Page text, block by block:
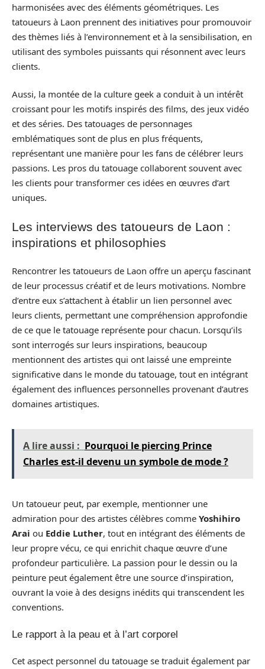
harmonisées avec des éléments géométriques. Les
tatoueurs à Laon prennent des initiatives pour promouvoir
des thèmes liés à l’environnement et à la sensibilisation, en
utilisant des symboles puissants qui résonnent avec leurs
clients.
Aussi, la montée de la culture geek a conduit à un intérêt
croissant pour les motifs inspirés des films, des jeux vidéo
et des séries. Des tatouages de personnages
emblématiques sont de plus en plus fréquents,
représentant une manière pour les fans de célébrer leurs
passions. Les pros du tatouage collaborent souvent avec
les clients pour transformer ces idées en œuvres d’art
uniques.
Les interviews des tatoueurs de Laon :
inspirations et philosophies
Rencontrer les tatoueurs de Laon offre un aperçu fascinant
de leur processus créatif et de leurs motivations. Nombre
d’entre eux s’attachent à établir un lien personnel avec
leurs clients, permettant une compréhension approfondie
de ce que le tatouage représente pour chacun. Lorsqu’ils
sont interrogés sur leurs inspirations, beaucoup
mentionnent des artistes qui ont laissé une empreinte
significative dans le monde du tatouage, tout en intégrant
également des influences personnelles provenant d’autres
domaines artistiques.
A lire aussi : Pourquoi le piercing Prince
Charles est-il devenu un symbole de mode ?
Un tatoueur peut, par exemple, mentionner une
admiration pour des artistes célèbres comme Yoshihiro
Arai ou Eddie Luther, tout en intégrant des éléments de
leur propre vécu, ce qui enrichit chaque œuvre d’une
profondeur particulière. La passion pour le dessin ou la
peinture peut également être une source d’inspiration,
ouvrant la voie à des designs inédits qui transcendent les
conventions.
Le rapport à la peau et à l’art corporel
Cet aspect personnel du tatouage se traduit également par